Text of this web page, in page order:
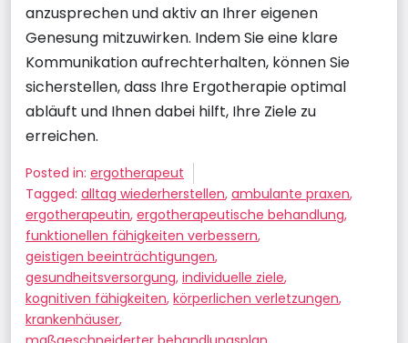
anzusprechen und aktiv an Ihrer eigenen
Genesung mitzuwirken. Indem Sie eine klare
Kommunikation aufrechterhalten, können Sie
sicherstellen, dass Ihre Ergotherapie optimal
abläuft und Ihnen dabei hilft, Ihre Ziele zu
erreichen.
Posted in: ergotherapeut
Tagged: alltag wiederherstellen, ambulante praxen,
ergotherapeutin, ergotherapeutische behandlung,
funktionellen fähigkeiten verbessern,
geistigen beeinträchtigungen,
gesundheitsversorgung, individuelle ziele,
kognitiven fähigkeiten, körperlichen verletzungen,
krankenhäuser,